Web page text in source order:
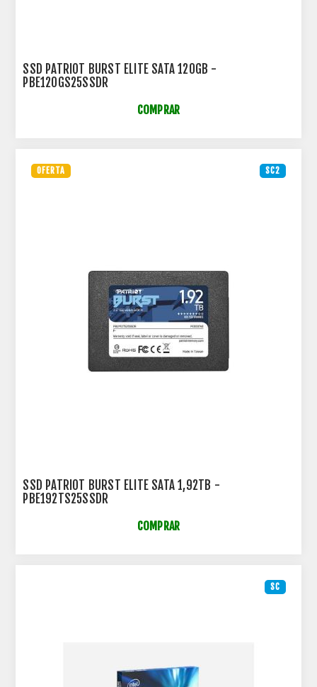
SSD PATRIOT BURST ELITE SATA 120GB -
PBE120GS25SSDR
COMPRAR
SC2
OFERTA
SSD PATRIOT BURST ELITE SATA 1,92TB -
PBE192TS25SSDR
COMPRAR
SC